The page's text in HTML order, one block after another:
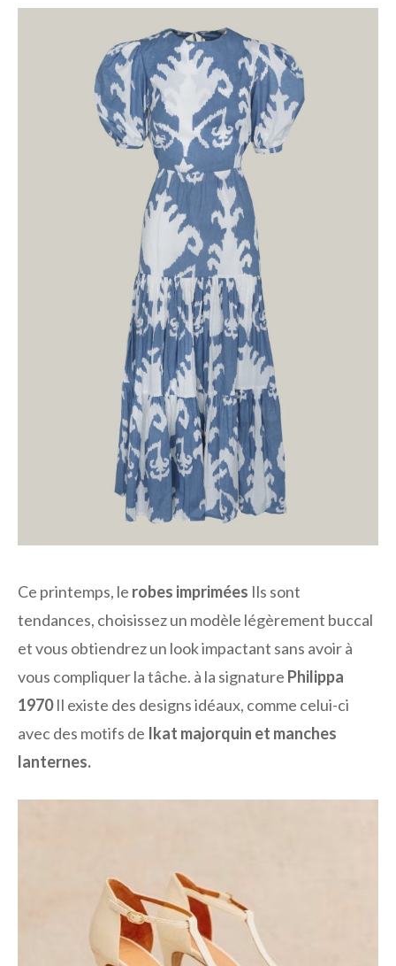
Ce printemps, le robes imprimées Ils sont
tendances, choisissez un modèle légèrement buccal
et vous obtiendrez un look impactant sans avoir à
vous compliquer la tâche. à la signature Philippa
1970Il existe des designs idéaux, comme celui-ci
avec des motifs de Ikat majorquin et manches
lanternes.